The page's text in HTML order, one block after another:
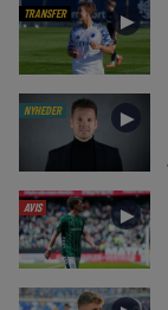
TRANSFER ►
NYHEDER ►
AVIS ►